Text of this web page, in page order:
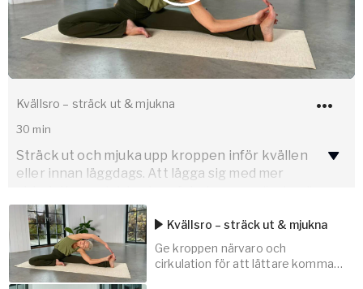
Kvällsro – sträck ut & mjukna
30 min
Sträck ut och mjuka upp kroppen inför kvällen
eller innan läggdags. Att lägga sig med mer
muskler stället för en rastlös kropp, kan hjälpa
dig att somna lättare. Ett sätt att lugna, grunda
och ankra dig själv.
Bjud in lugn och harmoni i dessa positioner nära
Kvällsro – sträck ut & mjukna
Ge kroppen närvaro och
cirkulation för att lättare komma